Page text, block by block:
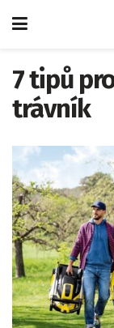
7 tipů
trávník